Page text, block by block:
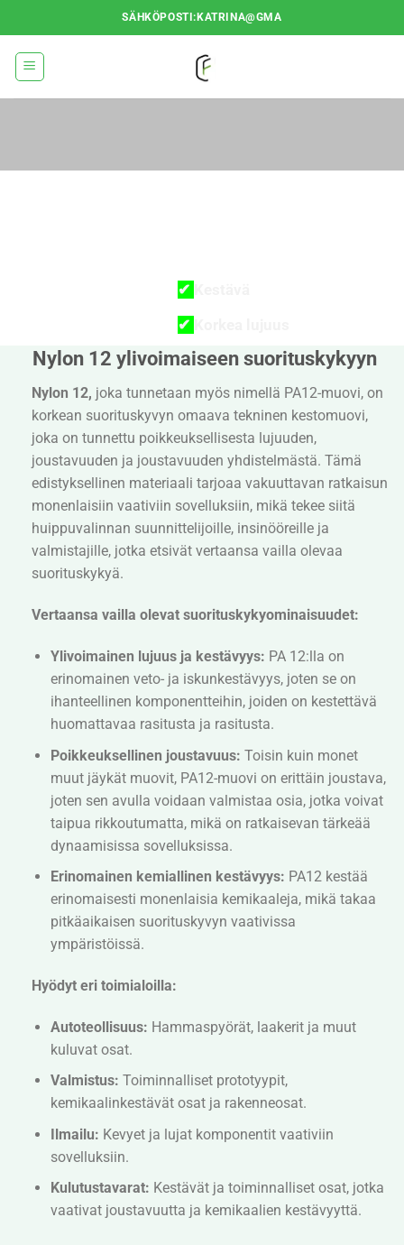
sisältöön
SÄHKÖPOSTI:KATRINA@GMA
✔
✔
✔Kemikaalinkestävä
✔ Mittasuhteiltaan vakaa
✔
Alhainen kosteuden
imeytyminen
Nylon 12 ylivoimaiseen suorituskykyyn
Nylon 12, joka tunnetaan myös nimellä PA12-muovi, on
korkean suorituskyvyn omaava tekninen kestomuovi,
joka on tunnettu poikkeuksellisesta lujuuden,
joustavuuden ja joustavuuden yhdistelmästä. Tämä
edistyksellinen materiaali tarjoaa vakuuttavan ratkaisun
monenlaisiin vaativiin sovelluksiin, mikä tekee siitä
huippuvalinnan suunnittelijoille, insinööreille ja
valmistajille, jotka etsivät vertaansa vailla olevaa
suorituskykyä.
Vertaansa vailla olevat suorituskykyominaisuudet:
Ylivoimainen lujuus ja kestävyys: PA 12:lla on
erinomainen veto- ja iskunkestävyys, joten se on
ihanteellinen komponentteihin, joiden on kestettävä
huomattavaa rasitusta ja rasitusta.
Poikkeuksellinen joustavuus: Toisin kuin monet
muut jäykät muovit, PA12-muovi on erittäin joustava,
joten sen avulla voidaan valmistaa osia, jotka voivat
taipua rikkoutumatta, mikä on ratkaisevan tärkeää
dynaamisissa sovelluksissa.
Erinomainen kemiallinen kestävyys: PA12 kestää
erinomaisesti monenlaisia kemikaaleja, mikä takaa
pitkäaikaisen suorituskyvyn vaativissa
ympäristöissä.
Hyödyt eri toimialoilla:
Autoteollisuus: Hammaspyörät, laakerit ja muut
kuluvat osat.
Valmistus: Toiminnalliset prototyypit,
kemikaalinkestävät osat ja rakenneosat.
Ilmailu: Kevyet ja lujat komponentit vaativiin
sovelluksiin.
Kulutustavarat: Kestävät ja toiminnalliset osat, jotka
vaativat joustavuutta ja kemikaalien kestävyyttä.